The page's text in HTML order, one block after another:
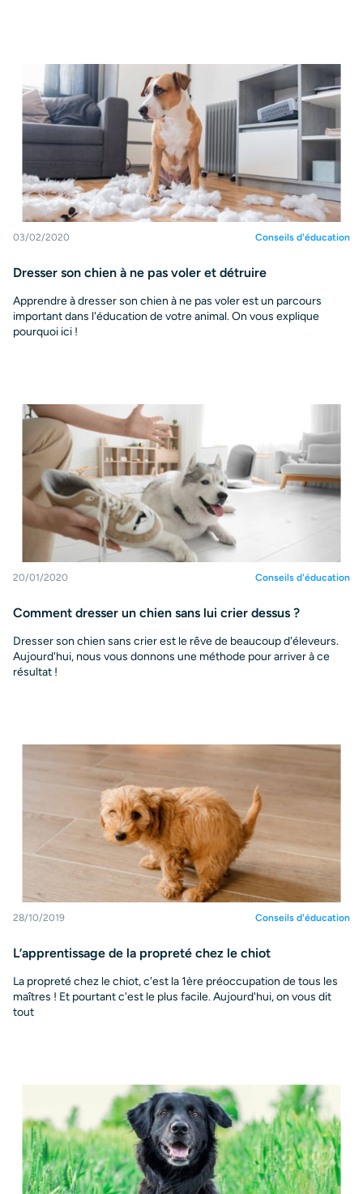
03/02/2020 Conseils d'éducation
Dresser son chien à ne pas voler et détruire
Apprendre à dresser son chien à ne pas voler est un parcours
important dans l'éducation de votre animal. On vous explique
pourquoi ici !
20/01/2020 Conseils d'éducation
Comment dresser un chien sans lui crier dessus ?
Dresser son chien sans crier est le rêve de beaucoup d'éleveurs.
Aujourd'hui, nous vous donnons une méthode pour arriver à ce
résultat !
28/10/2019 Conseils d'éducation
L’apprentissage de la propreté chez le chiot
La propreté chez le chiot, c'est la 1ère préoccupation de tous les
maîtres ! Et pourtant c'est le plus facile. Aujourd'hui, on vous dit
tout